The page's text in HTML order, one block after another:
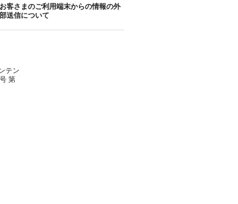
お客さまのご利用端末からの情報の外
部送信について
テン
第